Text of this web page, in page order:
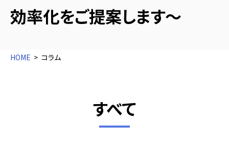
効率化をご提案します～
HOME コラム
すべて